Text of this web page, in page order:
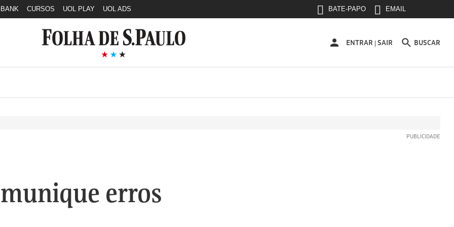
CURSOS UOL PLAY UOL ADS BATE-PAPO EMAIL
ENTRAR
ENTRAR | SAIR BUSCAR
erros